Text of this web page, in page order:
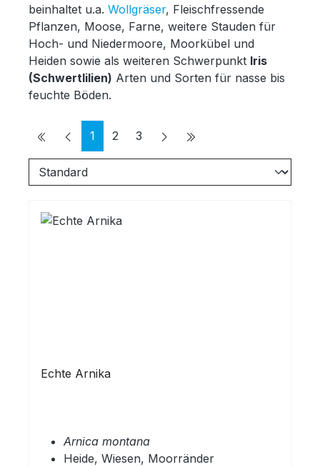
beinhaltet u.a. Wollgräser, Fleischfressende
Pflanzen, Moose, Farne, weitere Stauden für
Hoch- und Niedermoore, Moorkübel und
Heiden sowie als weiteren Schwerpunkt Iris
(Schwertlilien) Arten und Sorten für nasse bis
feuchte Böden.
Seite
1 Seite
2 Seite
3
Echte Arnika
Arnica montana
Heide, Wiesen, Moorränder